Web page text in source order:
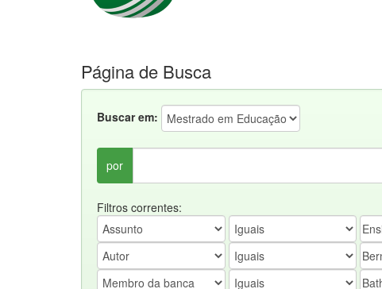
Página de Busca
Buscar em:
por
Filtros correntes: